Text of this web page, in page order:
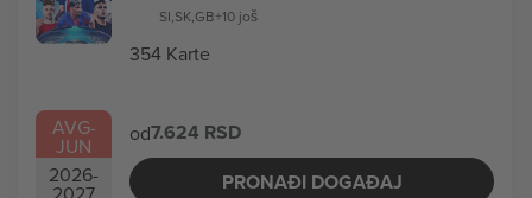
AVG-
JUN
2026-
SI,SK,GB+10 još
354 Karte
od7.624 RSD
PRONAĐI DOGAĐAJ